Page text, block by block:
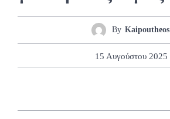
By Kaipoutheos
15 Αυγούστου 2025